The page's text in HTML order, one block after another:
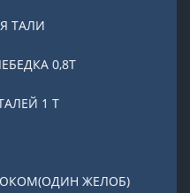
ТАЛИ
0,8Т
1 Т
ЖЕЛОБ)